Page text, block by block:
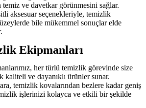
ve davetkar görünmesini sağlar.
aksesuar seçenekleriyle, temizlik
bile mükemmel sonuçlar elde
Ekipmanları
her türlü temizlik görevinde size
kaliteli ve dayanıklı ürünler sunar.
temizlik kovalarından bezlere kadar geniş
işlerinizi kolayca ve etkili bir şekilde